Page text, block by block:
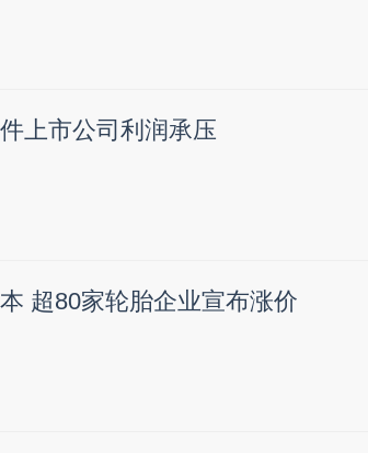
上市公司利润承压
超80家轮胎企业宣布涨价